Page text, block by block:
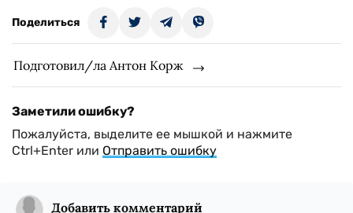
Поделиться
Подготовил/ла Антон Корж
Заметили ошибку?
Пожалуйста, выделите ее мышкой и нажмите
Ctrl+Enter или Отправить ошибку
Добавить комментарий